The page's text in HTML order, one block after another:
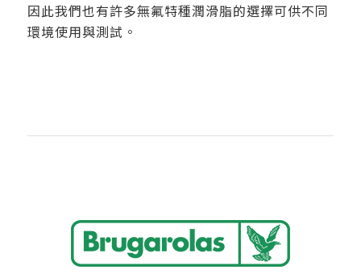
因此我們也有許多無氟特種潤滑脂的選擇可供不同
環境使用與測試。